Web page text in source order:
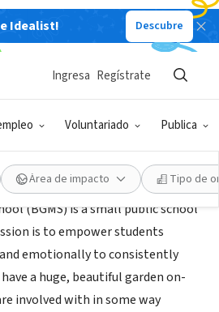
Idealist! Descubre
Voluntariado Publica
Ingresa Regístrate
Área de impacto Tipo de
DE LUCRO
School
(BGMS) is a small public school
is to empower students
emotionally to consistently
a huge, beautiful garden on-
involved with in some way